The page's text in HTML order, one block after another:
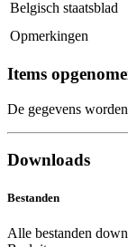
Belgisch staatsblad
Opmerkingen
Items
De gegevens
Downloads
Bestanden
Alle bestanden